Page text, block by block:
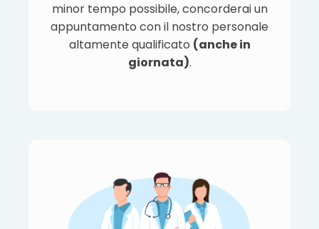
minor tempo possibile, concorderai un
appuntamento con il nostro personale
altamente qualificato (anche in
giornata).